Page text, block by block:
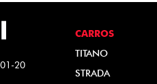
20
CARROS
TITANO
STRADA